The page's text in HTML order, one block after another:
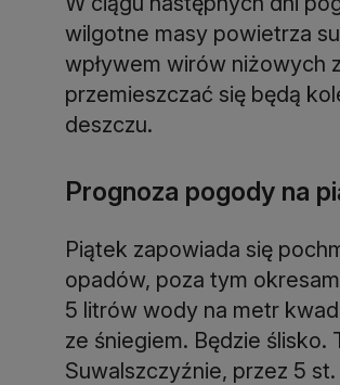
wilgotne masy powietrza
wpływem wirów niżowych
przemieszczać się będą
deszczu.
Prognoza pogody na
Piątek zapowiada się
opadów, poza tym
5 litrów wody na metr
ze śniegiem. Będzie ślisko.
Suwalszczyźnie, przez 5